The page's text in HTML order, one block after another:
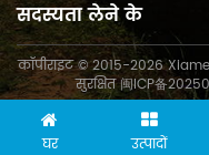
सदस्यता लेने के
कॉपीराइट © 2015-2026
सुरक्षित闽ICP备
घर उत्पादों